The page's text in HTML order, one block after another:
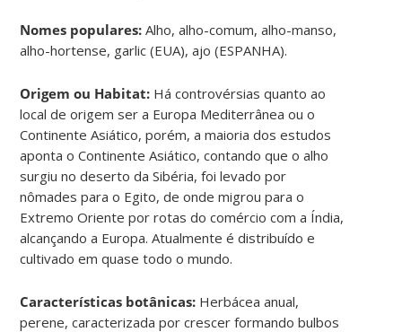
Nomes populares:Alho, alho-comum, alho-manso,
alho-hortense, garlic (EUA), ajo (ESPANHA).
Origem ou Habitat: Há controvérsias quanto ao
local de origem ser a Europa Mediterrânea ou o
Continente Asiático, porém, a maioria dos estudos
aponta o Continente Asiático, contando que o alho
surgiu no deserto da Sibéria, foi levado por
nômades para o Egito, de onde migrou para o
Extremo Oriente por rotas do comércio com a Índia,
alcançando a Europa. Atualmente é distribuído e
cultivado em quase todo o mundo.
Características botânicas: Herbácea anual,
perene, caracterizada por crescer formando bulbos